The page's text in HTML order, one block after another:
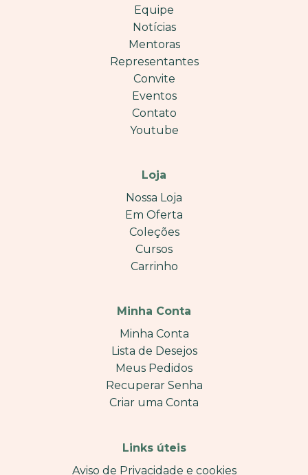
Equipe
Notícias
Mentoras
Representantes
Convite
Eventos
Contato
Youtube
Loja
Nossa Loja
Em Oferta
Coleções
Cursos
Carrinho
Minha Conta
Minha Conta
Lista de Desejos
Meus Pedidos
Recuperar Senha
Criar uma Conta
Links úteis
Aviso de Privacidade e cookies